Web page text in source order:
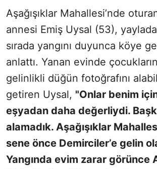
Aşağışıklar Mahallesi’nde
annesi Emiş Uysal (53),
sırada yangını duyunca köye
anlattı. Yanan evinde
gelinlikli düğün fotoğrafını
getiren Uysal, "Onlar benim
eşyadan daha değerliydi.
alamadık. Aşağışıklar
sene önce Demirciler’e gelin
Yangında evim zarar görünce